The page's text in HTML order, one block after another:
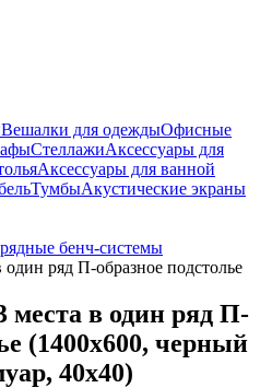
Вешалки для одеждыОфисные
СтеллажиАксессуары для
Аксессуары для ванной
ТумбыАкустические экраны
бенч-системы
один ряд П-образное подстолье
места в один ряд П-
(1400x600, черный
40x40)